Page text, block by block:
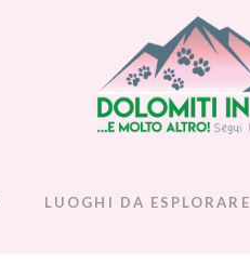
LUOGHI DA ESPLORARE